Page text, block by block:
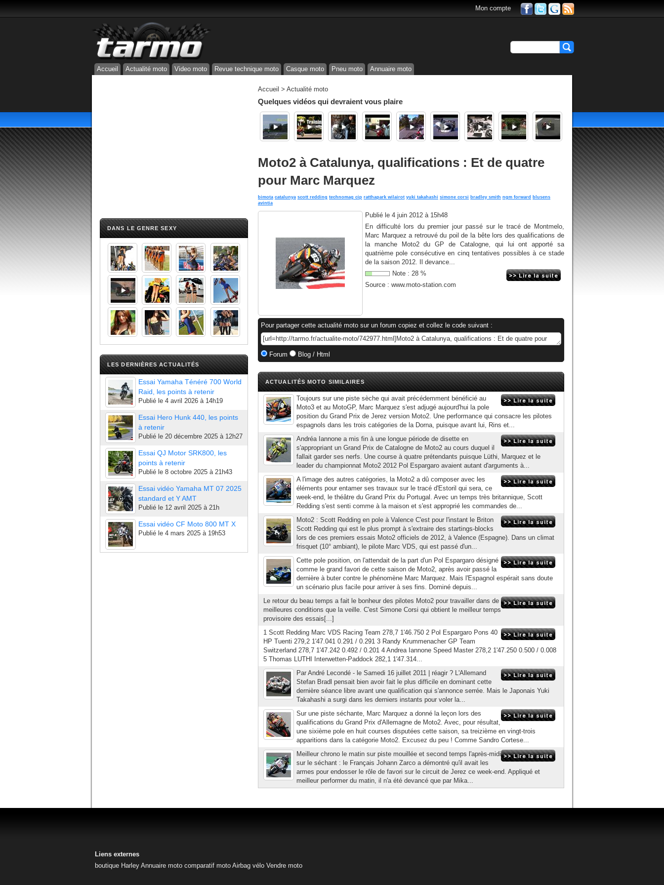
Mon compte
Accueil Actualité moto Video moto Revue technique moto Casque moto Pneu moto Annuaire moto
DANS LE GENRE SEXY
LES DERNIÈRES ACTUALITÉS
Essai Yamaha Ténéré 700 World
Raid, les points à retenir
Publié le 4 avril 2026 à 14h19
Essai Hero Hunk 440, les points
à retenir
Publié le 20 décembre 2025 à 12h27
Essai QJ Motor SRK800, les
points à retenir
Publié le 8 octobre 2025 à 21h43
Essai vidéo Yamaha MT 07 2025
standard et Y AMT
Publié le 12 avril 2025 à 21h
Essai vidéo CF Moto 800 MT X
Publié le 4 mars 2025 à 19h53
Accueil > Actualité moto
Quelques vidéos qui devraient vous plaire
Moto2 à Catalunya, qualifications : Et de quatre
pour Marc Marquez
bimota catalunya scott redding technomag cip ratthapark wilairot yuki takahashi simone corsi bradley smith ngm forward blusens
avintia
Publié le 4 juin 2012 à 15h48
En difficulté lors du premier jour passé sur le tracé de Montmelo,
Marc Marquez a retrouvé du poil de la bête lors des qualifications de
la manche Moto2 du GP de Catalogne, qui lui ont apporté sa
quatrième pole consécutive en cinq tentatives possibles à ce stade
de la saison 2012. Il devance...
Note : 28 %
Source : www.moto-station.com
Pour partager cette actualité moto sur un forum copiez et collez le code suivant :
Forum Blog / Html
ACTUALITÉS MOTO SIMILAIRES
Toujours sur une piste sèche qui avait précédemment bénéficié au
Moto3 et au MotoGP, Marc Marquez s'est adjugé aujourd'hui la pole
position du Grand Prix de Jerez version Moto2. Une performance qui consacre les pilotes
espagnols dans les trois catégories de la Dorna, puisque avant lui, Rins et...
Andréa Iannone a mis fin à une longue période de disette en
s'appropriant un Grand Prix de Catalogne de Moto2 au cours duquel il
fallait garder ses nerfs. Une course à quatre prétendants puisque Lüthi, Marquez et le
leader du championnat Moto2 2012 Pol Espargaro avaient autant d'arguments à...
A l'image des autres catégories, la Moto2 a dû composer avec les
éléments pour entamer ses travaux sur le tracé d'Estoril qui sera, ce
week-end, le théâtre du Grand Prix du Portugal. Avec un temps très britannique, Scott
Redding s'est senti comme à la maison et s'est approprié les commandes de...
Moto2 : Scott Redding en pole à Valence C'est pour l'instant le Briton
Scott Redding qui est le plus prompt à s'extraire des startings-blocks
lors de ces premiers essais Moto2 officiels de 2012, à Valence (Espagne). Dans un climat
frisquet (10° ambiant), le pilote Marc VDS, qui est passé d'un...
Cette pole position, on l'attendait de la part d'un Pol Espargaro désigné
comme le grand favori de cette saison de Moto2, après avoir passé la
dernière à buter contre le phénomène Marc Marquez. Mais l'Espagnol espérait sans doute
un scénario plus facile pour arriver à ses fins. Dominé depuis...
Le retour du beau temps a fait le bonheur des pilotes Moto2 pour travailler dans de
meilleures conditions que la veille. C'est Simone Corsi qui obtient le meilleur temps
provisoire des essais[...]
1 Scott Redding Marc VDS Racing Team 278,7 1'46.750 2 Pol Espargaro Pons 40
HP Tuenti 279,2 1'47.041 0.291 / 0.291 3 Randy Krummenacher GP Team
Switzerland 278,7 1'47.242 0.492 / 0.201 4 Andrea Iannone Speed Master 278,2 1'47.250 0.500 / 0.008
5 Thomas LUTHI Interwetten-Paddock 282,1 1'47.314...
Par André Lecondé - le Samedi 16 juillet 2011 | réagir ? L'Allemand
Stefan Bradl pensait bien avoir fait le plus difficile en dominant cette
dernière séance libre avant une qualification qui s'annonce serrée. Mais le Japonais Yuki
Takahashi a surgi dans les derniers instants pour voler la...
Sur une piste séchante, Marc Marquez a donné la leçon lors des
qualifications du Grand Prix d'Allemagne de Moto2. Avec, pour résultat,
une sixième pole en huit courses disputées cette saison, sa treizième en vingt-trois
apparitions dans la catégorie Moto2. Excusez du peu ! Comme Sandro Cortese...
Meilleur chrono le matin sur piste mouillée et second temps l'après-midi
sur le séchant : le Français Johann Zarco a démontré qu'il avait les
armes pour endosser le rôle de favori sur le circuit de Jerez ce week-end. Appliqué et
meilleur performer du matin, il n'a été devancé que par Mika...
Liens externes
boutique Harley Annuaire moto comparatif moto Airbag vélo Vendre moto